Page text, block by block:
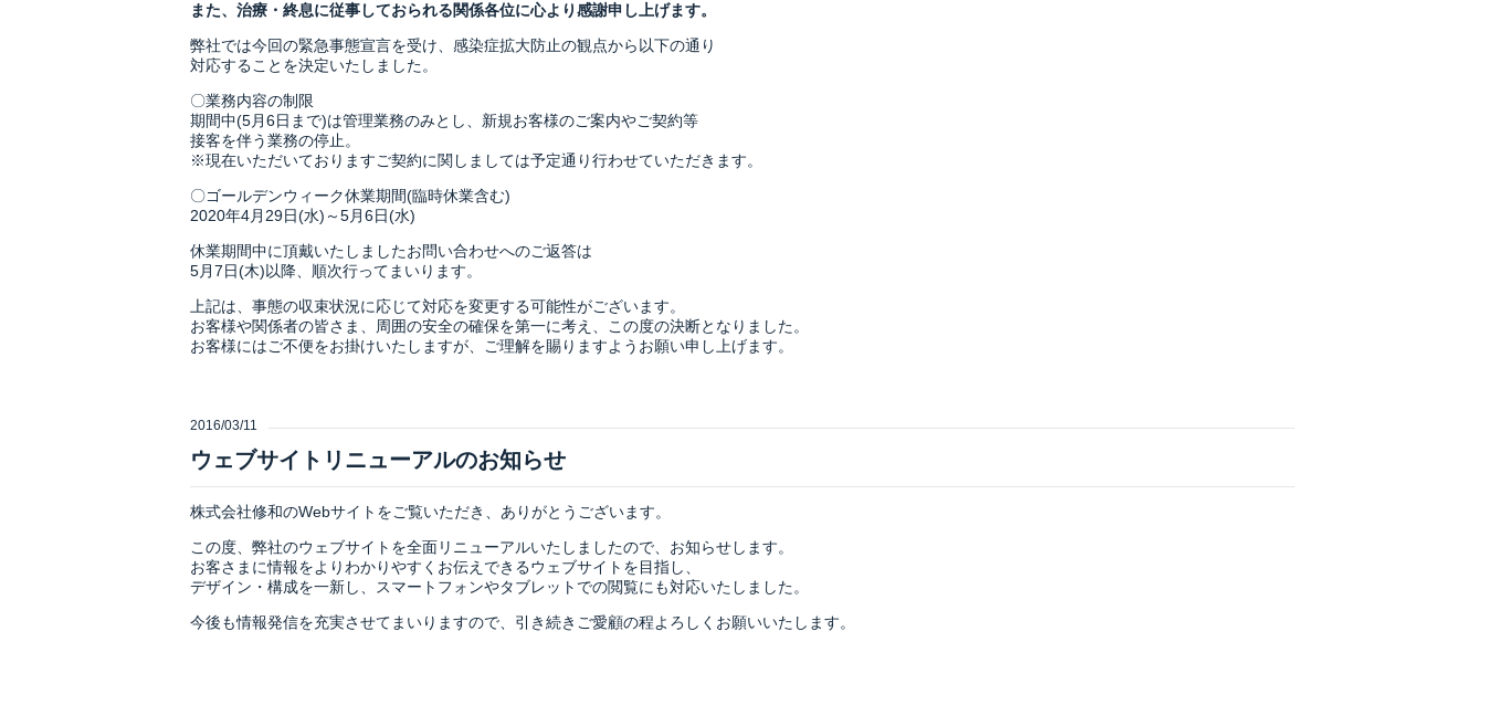
また、治療・終息に従事しておられる関係各位に心より感謝申し上げます。
弊社では今回の緊急事態宣言を受け、感染症拡大防止の観点から以下の通り
対応することを決定いたしました。
〇業務内容の制限
期間中(5月6日まで)は管理業務のみとし、新規お客様のご案内やご契約等
接客を伴う業務の停止。
※現在いただいておりますご契約に関しましては予定通り行わせていただきます。
〇ゴールデンウィーク休業期間(臨時休業含む)
2020年4月29日(水)～5月6日(水)
休業期間中に頂戴いたしましたお問い合わせへのご返答は
5月7日(木)以降、順次行ってまいります。
上記は、事態の収束状況に応じて対応を変更する可能性がございます。
お客様や関係者の皆さま、周囲の安全の確保を第一に考え、この度の決断となりました。
お客様にはご不便をお掛けいたしますが、ご理解を賜りますようお願い申し上げます。
ウェブサイトリニューアルのお知らせ
2016/03/11
株式会社修和のWebサイトをご覧いただき、ありがとうございます。
この度、弊社のウェブサイトを全面リニューアルいたしましたので、お知らせします。
お客さまに情報をよりわかりやすくお伝えできるウェブサイトを目指し、
デザイン・構成を一新し、スマートフォンやタブレットでの閲覧にも対応いたしました。
今後も情報発信を充実させてまいりますので、引き続きご愛顧の程よろしくお願いいたします。